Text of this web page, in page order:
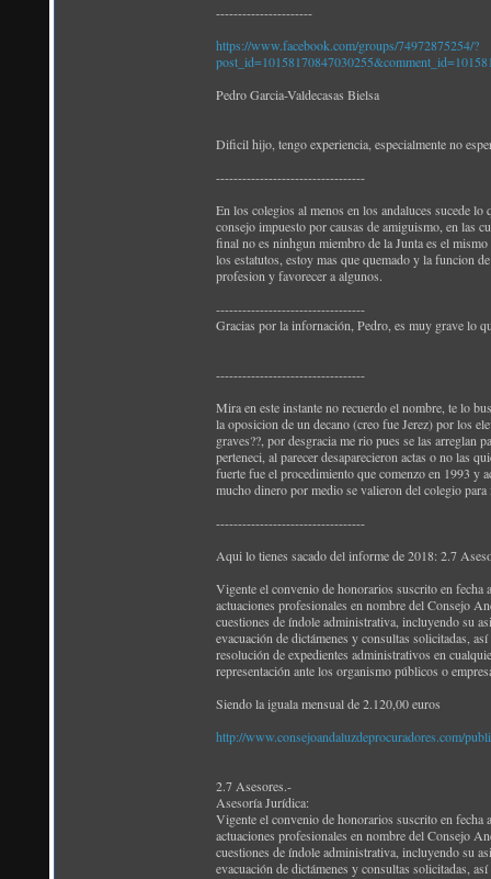
----------------------
https://www.facebook.com/groups/74972875254/?
Pedro Garcia-Valdecasas Bielsa
Dificil hijo, tengo experiencia, especialmente no
----------------------------------
En los colegios al menos en los andaluces sucede
consejo impuesto por causas de amiguismo, en las
final no es ninhgun miembro de la Junta es el
los estatutos, estoy mas que quemado y la funcion
profesion y favorecer a algunos.
----------------------------------
Gracias por la infornación, Pedro, es muy grave lo
----------------------------------
Mira en este instante no recuerdo el nombre, te lo
la oposicion de un decano (creo fue Jerez) por los
graves??, por desgracia me rio pues se las arreglan
perteneci, al parecer desaparecieron actas o no las
fuerte fue el procedimiento que comenzo en 1993 y
mucho dinero por medio se valieron del colegio
----------------------------------
Aqui lo tienes sacado del informe de 2018: 2.7
Vigente el convenio de honorarios suscrito en
actuaciones profesionales en nombre del Consejo
cuestiones de índole administrativa, incluyendo su
evacuación de dictámenes y consultas solicitadas,
resolución de expedientes administrativos en
representación ante los organismo públicos o
Siendo la iguala mensual de 2.120,00 euros
http://www.consejoandaluzdeprocuradores.com/
2.7 Asesores.-
Asesoría Jurídica:
Vigente el convenio de honorarios suscrito en
actuaciones profesionales en nombre del Consejo
cuestiones de índole administrativa, incluyendo su
evacuación de dictámenes y consultas solicitadas,